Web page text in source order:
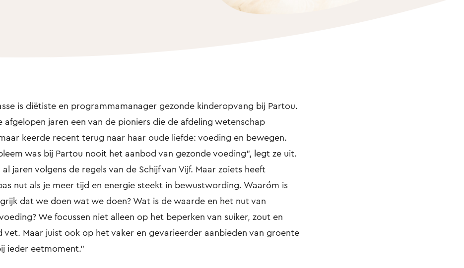
is diëtiste en programmamanager gezonde kinderopvang bij Partou.
afgelopen jaren een van de pioniers die de afdeling wetenschap
keerde recent terug naar haar oude liefde: voeding en bewegen.
was bij Partou nooit het aanbod van gezonde voeding”, legt ze uit.
al jaren volgens de regels van de Schijf van Vijf. Maar zoiets heeft
nut als je meer tijd en energie steekt in bewustwording. Waaróm is
dat we doen wat we doen? Wat is de waarde en het nut van
We focussen niet alleen op het beperken van suiker, zout en
vet. Maar juist ook op het vaker en gevarieerder aanbieden van groente
ieder eetmoment.”